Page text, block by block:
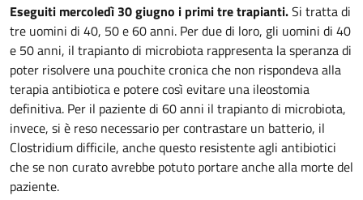
Eseguiti mercoledì 30 giugno i primi tre trapianti.Si tratta di
tre uomini di 40, 50 e 60 anni. Per due di loro, gli uomini di 40
e 50 anni, il trapianto di microbiota rappresenta la speranza di
poter risolvere una pouchite cronica che non rispondeva alla
terapia antibiotica e potere così evitare una ileostomia
definitiva. Per il paziente di 60 anni il trapianto di microbiota,
invece, si è reso necessario per contrastare un batterio, il
Clostridium difficile, anche questo resistente agli antibiotici
che se non curato avrebbe potuto portare anche alla morte del
paziente.